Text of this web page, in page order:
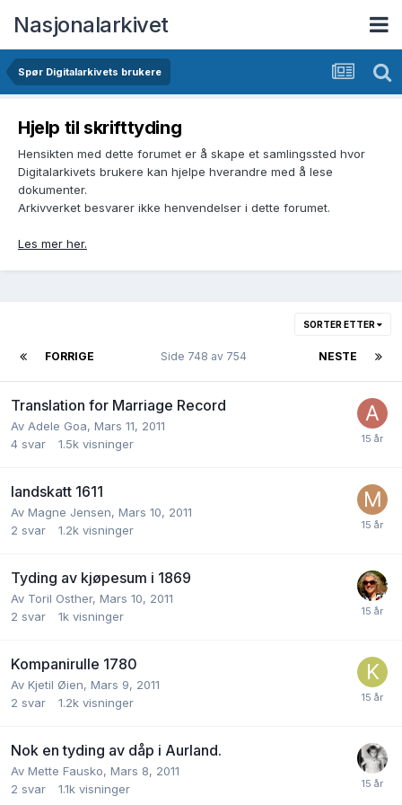
Nasjonalarkivet
Spør Digitalarkivets brukere
Hjelp til skrifttyding
Hensikten med dette forumet er å skape et samlingssted hvor
Digitalarkivets brukere kan hjelpe hverandre med å lese
dokumenter.
Arkivverket besvarer ikke henvendelser i dette forumet.
Les mer her.
SORTER ETTER
FORRIGE NESTE
Side 748 av 754
Translation for Marriage Record
Av Adele Goa, Mars 11, 2011
4 svar 1.5k visninger
landskatt 1611
Av Magne Jensen, Mars 10, 2011
2 svar 1.2k visninger
Tyding av kjøpesum i 1869
Av Toril Osther, Mars 10, 2011
2 svar 1k visninger
Kompanirulle 1780
Av Kjetil Øien, Mars 9, 2011
2 svar 1.2k visninger
Nok en tyding av dåp i Aurland.
Av Mette Fausko, Mars 8, 2011
2 svar 1.1k visninger